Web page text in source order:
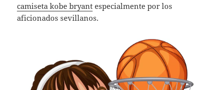
camiseta kobe bryant especialmente por los
aficionados sevillanos.